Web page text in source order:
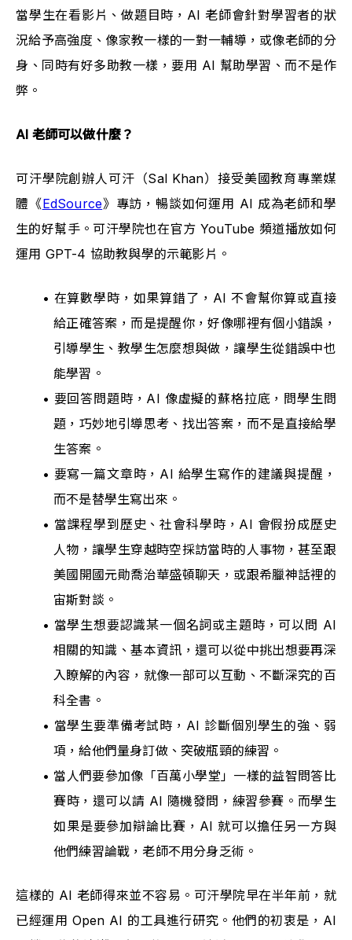
當學生在看影片、做題目時，AI 老師會針對學習者的狀
況給予高強度、像家教一樣的一對一輔導，或像老師的分
身、同時有好多助教一樣，要用 AI 幫助學習、而不是作
弊。
AI 老師可以做什麼？
可汗學院創辦人可汗（Sal Khan）接受美國教育專業媒
體《EdSource》專訪，暢談如何運用 AI 成為老師和學
生的好幫手。可汗學院也在官方 YouTube 頻道播放如何
運用 GPT-4 協助教與學的示範影片。
在算數學時，如果算錯了，AI 不會幫你算或直接
給正確答案，而是提醒你，好像哪裡有個小錯誤，
引導學生、教學生怎麼想與做，讓學生從錯誤中也
能學習。
要回答問題時，AI 像虛擬的蘇格拉底，問學生問
題，巧妙地引導思考、找出答案，而不是直接給學
生答案。
要寫一篇文章時，AI 給學生寫作的建議與提醒，
而不是替學生寫出來。
當課程學到歷史、社會科學時，AI 會假扮成歷史
人物，讓學生穿越時空採訪當時的人事物，甚至跟
美國開國元勛喬治華盛頓聊天，或跟希臘神話裡的
宙斯對談。
當學生想要認識某一個名詞或主題時，可以問 AI
相關的知識、基本資訊，還可以從中挑出想要再深
入瞭解的內容，就像一部可以互動、不斷深究的百
科全書。
當學生要準備考試時，AI 診斷個別學生的強、弱
項，給他們量身訂做、突破瓶頸的練習。
當人們要參加像「百萬小學堂」一樣的益智問答比
賽時，還可以請 AI 隨機發問，練習參賽。而學生
如果是要參加辯論比賽，AI 就可以擔任另一方與
他們練習論戰，老師不用分身乏術。
這樣的 AI 老師得來並不容易。可汗學院早在半年前，就
已經運用 Open AI 的工具進行研究。他們的初衷是，AI